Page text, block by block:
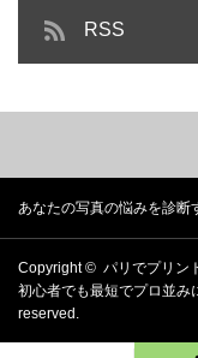
RSS
あなたの写真の悩みを診断
Copyright © パリでプリン
初心者でも最短でプロ並み
reserved.